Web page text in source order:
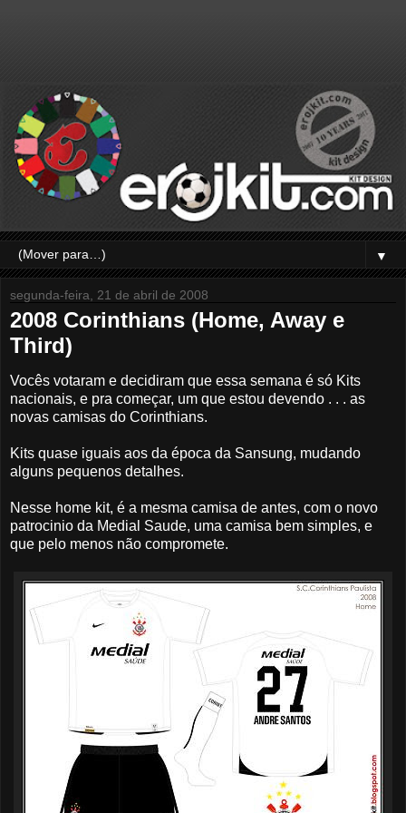
▼
segunda-feira, 21 de abril de 2008
2008 Corinthians (Home, Away e
Third)
Vocês votaram e decidiram que essa semana é só Kits
nacionais, e pra começar, um que estou devendo . . . as
novas camisas do Corinthians.
Kits quase iguais aos da época da Sansung, mudando
alguns pequenos detalhes.
Nesse home kit, é a mesma camisa de antes, com o novo
patrocinio da Medial Saude, uma camisa bem simples, e
que pelo menos não compromete.